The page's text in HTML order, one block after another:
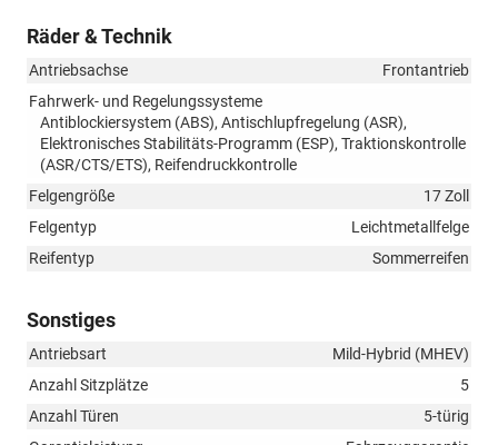
Räder & Technik
Antriebsachse
Frontantrieb
Fahrwerk- und Regelungssysteme
Antiblockiersystem (ABS), Antischlupfregelung (ASR),
Elektronisches Stabilitäts-Programm (ESP), Traktionskontrolle
(ASR/CTS/ETS), Reifendruckkontrolle
Felgengröße
17 Zoll
Felgentyp
Leichtmetallfelge
Reifentyp
Sommerreifen
Sonstiges
Antriebsart
Mild-Hybrid (MHEV)
Anzahl Sitzplätze
5
Anzahl Türen
5-türig